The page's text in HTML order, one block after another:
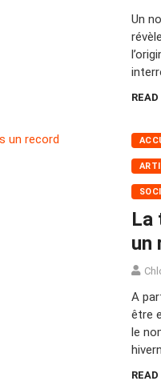
Un
READ
La
un
A
être
le
READ